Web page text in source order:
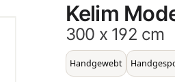
Kelim
300 x 192 cm
Handgewebt